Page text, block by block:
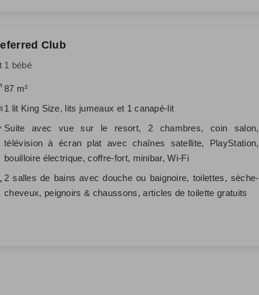
Club
1 bébé
87 m²
1 lit King Size, lits jumeaux et 1 canapé-lit
Suite avec vue sur le resort, 2 chambres, coin salon,
télévision à écran plat avec chaînes satellite, PlayStation,
bouilloire électrique, coffre-fort, minibar, Wi-Fi
2 salles de bains avec douche ou baignoire, toilettes, sèche-
cheveux, peignoirs & chaussons, articles de toilette gratuits